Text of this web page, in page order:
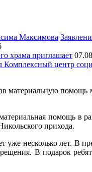
храма приглашает
центр
материальную
помощь в
прихода.
несколько лет. В
В подарок